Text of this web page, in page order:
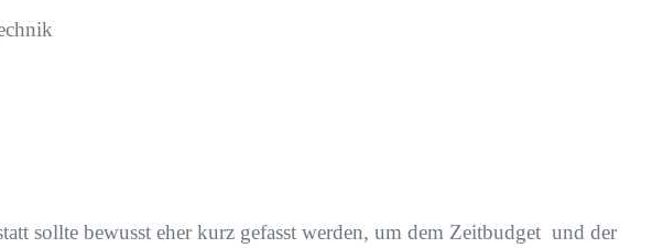
sollte bewusst eher kurz gefasst werden, um dem Zeitbudget und der